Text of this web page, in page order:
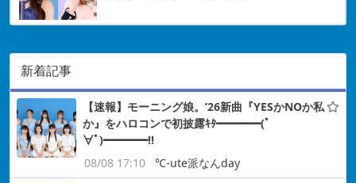
新着記事
【速報】モーニング娘。’26新曲『YESかNOか私
か』をハロコンで初披露ｷﾀ━━━━(ﾟ
∀ﾟ)━━━━!!
08/08 17:10
℃-ute派なんday